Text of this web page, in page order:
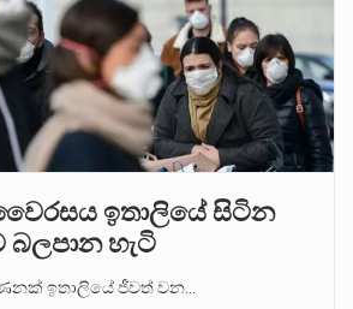
ඉතාලියේ සිටින
හැටි
ඉතාලියේ ජීවත් වන…